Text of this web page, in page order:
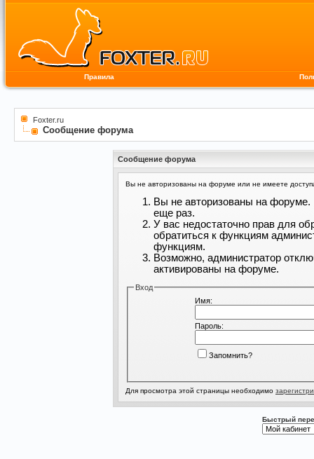
Правила
Foxter.ru
Сообщение форума
Сообщение форума
Вы не авторизованы на форуме или не имеете
Вы не авторизованы на форуме.
еще раз.
У вас недостаточно прав для
обратиться к функциям
функциям.
Возможно, администратор
активированы на форуме.
Вход
Имя:
Пароль:
Запомнить?
Для просмотра этой страницы необходимо
Быстрый